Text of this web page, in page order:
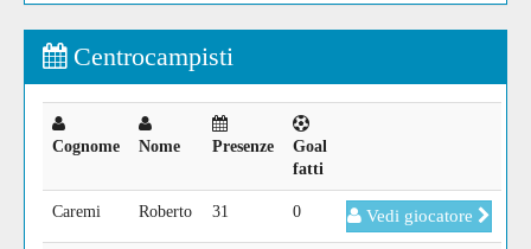
Centrocampisti
Cognome Nome Presenze
Goal
fatti
Caremi Roberto 31 0 Vedi giocatore